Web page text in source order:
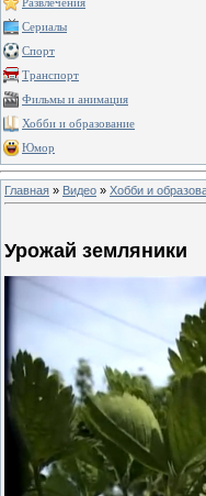
Развлечения
Сериалы
Спорт
Транспорт
Фильмы и анимация
Хобби и образование
Юмор
Главная » Видео » Хобби и
Урожай земляники